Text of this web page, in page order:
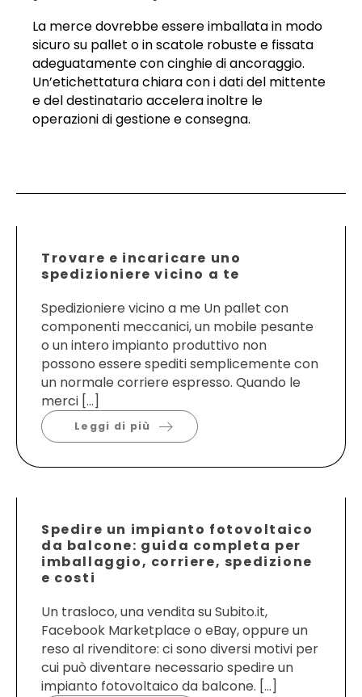
La merce dovrebbe essere imballata in modo
sicuro su pallet o in scatole robuste e fissata
adeguatamente con cinghie di ancoraggio.
Un’etichettatura chiara con i dati del mittente
e del destinatario accelera inoltre le
operazioni di gestione e consegna.
Trovare e incaricare uno
spedizioniere vicino a te
Spedizioniere vicino a me Un pallet con
componenti meccanici, un mobile pesante
o un intero impianto produttivo non
possono essere spediti semplicemente con
un normale corriere espresso. Quando le
merci […]
Leggi di più
Spedire un impianto fotovoltaico
da balcone: guida completa per
imballaggio, corriere, spedizione
e costi
Un trasloco, una vendita su Subito.it,
Facebook Marketplace o eBay, oppure un
reso al rivenditore: ci sono diversi motivi per
cui può diventare necessario spedire un
impianto fotovoltaico da balcone. […]